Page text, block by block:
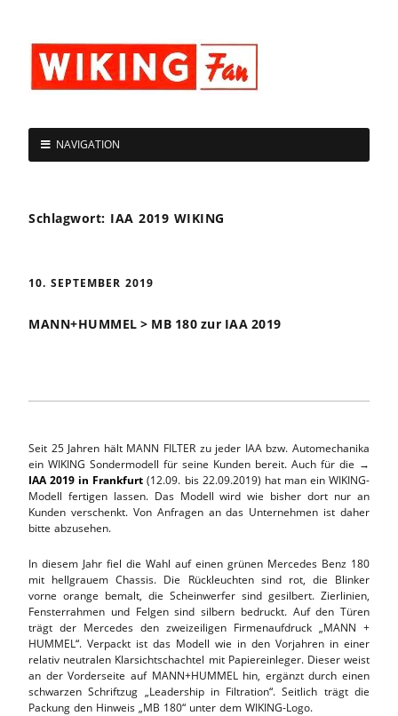
NAVIGATION
Schlagwort: IAA 2019 WIKING
10. SEPTEMBER 2019
MANN+HUMMEL > MB 180 zur IAA 2019
Seit 25 Jahren hält MANN FILTER zu jeder IAA bzw. Automechanika
ein WIKING Sondermodell für seine Kunden bereit. Auch für die →
IAA 2019 in Frankfurt (12.09. bis 22.09.2019) hat man ein WIKING-
Modell fertigen lassen. Das Modell wird wie bisher dort nur an
Kunden verschenkt. Von Anfragen an das Unternehmen ist daher
bitte abzusehen.
In diesem Jahr fiel die Wahl auf einen grünen Mercedes Benz 180
mit hellgrauem Chassis. Die Rückleuchten sind rot, die Blinker
vorne orange bemalt, die Scheinwerfer sind gesilbert. Zierlinien,
Fensterrahmen und Felgen sind silbern bedruckt. Auf den Türen
trägt der Mercedes den zweizeiligen Firmenaufdruck „MANN +
HUMMEL“. Verpackt ist das Modell wie in den Vorjahren in einer
relativ neutralen Klarsichtschachtel mit Papiereinleger. Dieser weist
an der Vorderseite auf MANN+HUMMEL hin, ergänzt durch einen
schwarzen Schriftzug „Leadership in Filtration“. Seitlich trägt die
Packung den Hinweis „MB 180“ unter dem WIKING-Logo.